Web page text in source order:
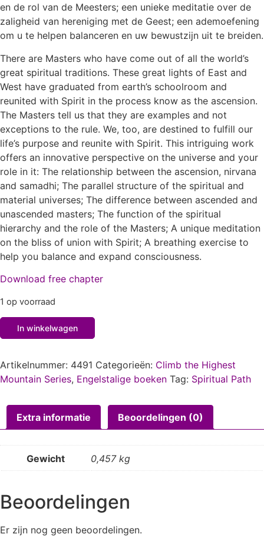
en de rol van de Meesters; een unieke meditatie over de
zaligheid van hereniging met de Geest; een ademoefening
om u te helpen balanceren en uw bewustzijn uit te breiden.
There are Masters who have come out of all the world’s
great spiritual traditions. These great lights of East and
West have graduated from earth’s schoolroom and
reunited with Spirit in the process know as the ascension.
The Masters tell us that they are examples and not
exceptions to the rule. We, too, are destined to fulfill our
life’s purpose and reunite with Spirit. This intriguing work
offers an innovative perspective on the universe and your
role in it: The relationship between the ascension, nirvana
and samadhi; The parallel structure of the spiritual and
material universes; The difference between ascended and
unascended masters; The function of the spiritual
hierarchy and the role of the Masters; A unique meditation
on the bliss of union with Spirit; A breathing exercise to
help you balance and expand consciousness.
Download free chapter
1 op voorraad
In winkelwagen
Artikelnummer: 4491 Categorieën: Climb the Highest
Mountain Series, Engelstalige boeken Tag: Spiritual Path
Extra informatie Beoordelingen (0)
Gewicht 0,457 kg
Beoordelingen
Er zijn nog geen beoordelingen.